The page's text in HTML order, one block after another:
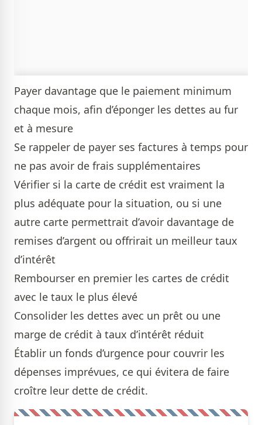
Payer davantage que le paiement minimum
chaque mois, afin d’éponger les dettes au fur
et à mesure
Se rappeler de payer ses factures à temps pour
ne pas avoir de frais supplémentaires
Vérifier si la carte de crédit est vraiment la
plus adéquate pour la situation, ou si une
autre carte permettrait d’avoir davantage de
remises d’argent ou offrirait un meilleur taux
d’intérêt
Rembourser en premier les cartes de crédit
avec le taux le plus élevé
Consolider les dettes avec un prêt ou une
marge de crédit à taux d’intérêt réduit
Établir un fonds d’urgence pour couvrir les
dépenses imprévues, ce qui évitera de faire
croître leur dette de crédit.